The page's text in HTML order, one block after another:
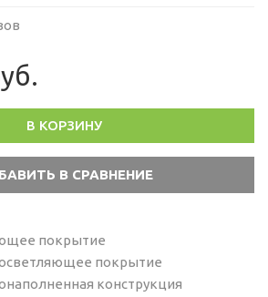
В КОРЗИНУ
покрытие
покрытие
конструкция